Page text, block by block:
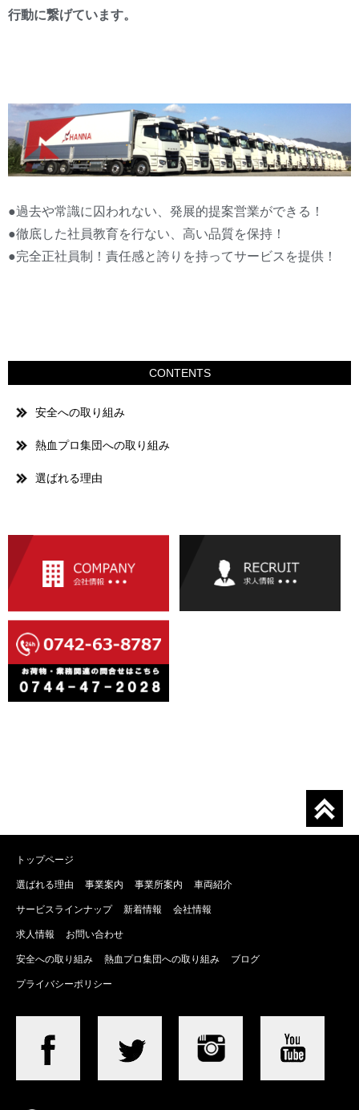
行動に繋げています。
●過去や常識に囚われない、発展的提案営業ができる！
●徹底した社員教育を行ない、高い品質を保持！
●完全正社員制！責任感と誇りを持ってサービスを提供！
CONTENTS
安全への取り組み
熱血プロ集団への取り組み
選ばれる理由
トップページ
選ばれる理由 事業案内 事業所案内 車両紹介
サービスラインナップ 新着情報 会社情報
求人情報 お問い合わせ
安全への取り組み 熱血プロ集団への取り組み ブログ
プライバシーポリシー